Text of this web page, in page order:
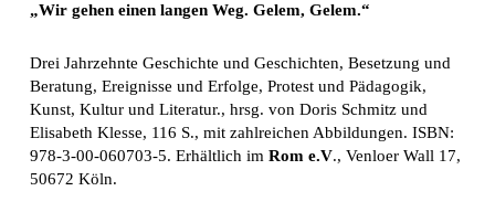
„Wir gehen einen langen Weg. Gelem, Gelem.“
Drei Jahrzehnte Geschichte und Geschichten, Besetzung und
Beratung, Ereignisse und Erfolge, Protest und Pädagogik,
Kunst, Kultur und Literatur., hrsg. von Doris Schmitz und
Elisabeth Klesse, 116 S., mit zahlreichen Abbildungen. ISBN:
978-3-00-060703-5. Erhältlich im Rom e.V., Venloer Wall 17,
50672 Köln.